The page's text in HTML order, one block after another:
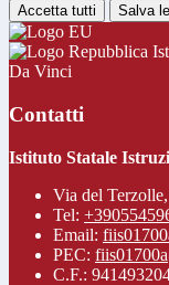
Accetta tutti Salva
Da Vinci
Contatti
Istituto Statale
Via del
Tel:
Email:
PEC:
C.F.: